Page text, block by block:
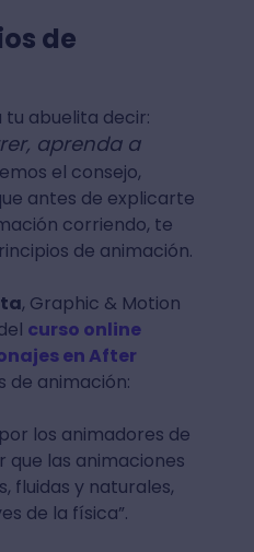
de
tu abuelita decir:
aprenda a
el consejo,
antes de explicarte
corriendo, te
de animación.
, Graphic & Motion
curso online
en After
de animación:
los animadores de
que las animaciones
fluidas y naturales,
de la física”.